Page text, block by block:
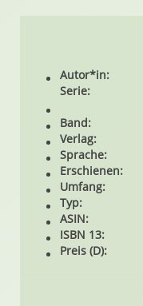
Autor*in:
Serie:
Band:
Verlag:
Sprache:
Erschienen:
Umfang:
Typ:
ASIN:
ISBN 13:
Preis (D):